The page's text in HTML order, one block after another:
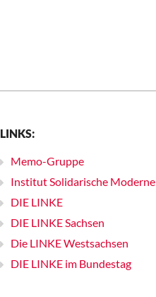
LINKS:
Memo-Gruppe
Institut Solidarische Moderne
DIE LINKE
DIE LINKE Sachsen
Die LINKE Westsachsen
DIE LINKE im Bundestag